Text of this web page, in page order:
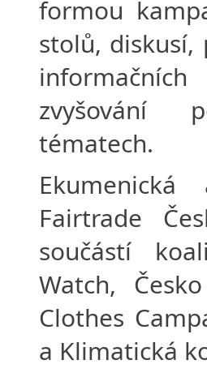
formou
stolů, diskusí,
zvyšování
tématech.
Fairtrade
součástí
Watch,
Clothes
a Klimatická